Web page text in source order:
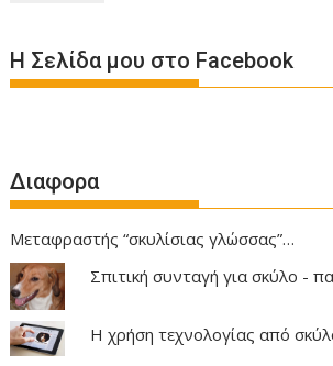
Η Σελίδα μου στο Facebook
Διαφορα
Μεταφραστής “σκυλίσιας γλώσσας”…
Σπιτική συνταγή για σκύλο -
Η χρήση τεχνολογίας από